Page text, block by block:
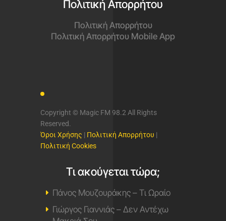
Πολιτική Απορρήτου
Πολιτική Απορρήτου
Πολιτική Απορρήτου Mobile App
Copyright © Magic FM 98.2 All Rights
Reserved.
Όροι Χρήσης | Πολιτική Απορρήτου |
Πολιτική Cookies
Τι ακούγεται τώρα;
Πάνος Μουζουράκης – Τι Ωραίο
Γιώργος Γιαννιάς – Δεν Αντέχω